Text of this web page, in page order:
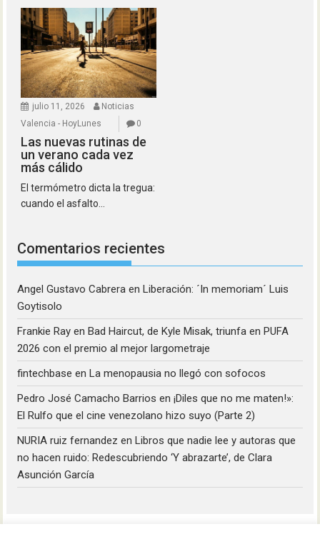
julio 11, 2026
Noticias
Valencia - HoyLunes
0
Las nuevas rutinas de
un verano cada vez
más cálido
El termómetro dicta la tregua:
cuando el asfalto...
Comentarios recientes
Angel Gustavo Cabrera enLiberación: ´In memoriam´ Luis
Goytisolo
Frankie Ray enBad Haircut, de Kyle Misak, triunfa en PUFA
2026 con el premio al mejor largometraje
fintechbase enLa menopausia no llegó con sofocos
Pedro José Camacho Barrios en¡Diles que no me maten!»:
El Rulfo que el cine venezolano hizo suyo (Parte 2)
NURIA ruiz fernandez enLibros que nadie lee y autoras que
no hacen ruido: Redescubriendo ‘Y abrazarte’, de Clara
Asunción García